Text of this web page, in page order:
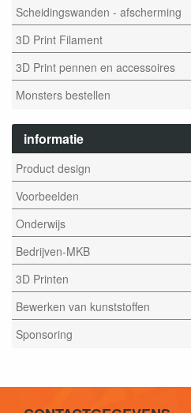
Scheidingswanden - afscherming
3D Print Filament
3D Print pennen en accessoires
Monsters bestellen
informatie
Product design
Voorbeelden
Onderwijs
Bedrijven-MKB
3D Printen
Bewerken van kunststoffen
Sponsoring